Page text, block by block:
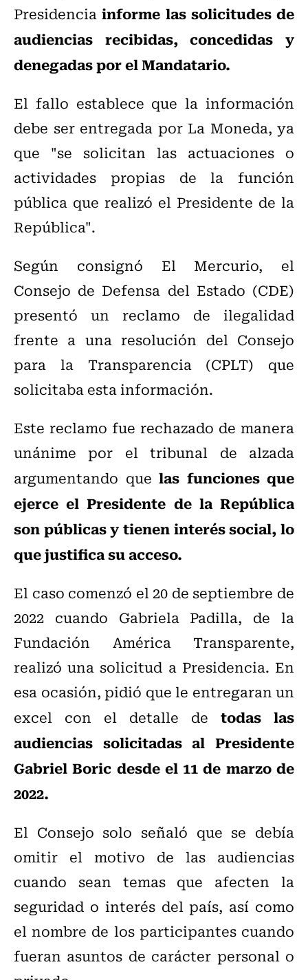
Presidenciainforme las solicitudes de
audiencias recibidas, concedidas y
denegadas por el Mandatario.
El fallo establece que la información
debe ser entregada por La Moneda, ya
que "se solicitan las actuaciones o
actividades propias de la función
pública que realizó el Presidente de la
República".
Según consignó El Mercurio, el
Consejo de Defensa del Estado (CDE)
presentó un reclamo de ilegalidad
frente a una resolución del Consejo
para la Transparencia (CPLT) que
solicitaba esta información.
Este reclamo fue rechazado de manera
unánime por el tribunal de alzada
argumentando que las funciones que
ejerce el Presidente de la República
son públicas y tienen interés social, lo
que justifica su acceso.
El caso comenzó el 20 de septiembre de
2022 cuando Gabriela Padilla, de la
Fundación América Transparente,
realizó una solicitud a Presidencia. En
esa ocasión, pidió que le entregaran un
excel con el detalle de todas las
audiencias solicitadas al Presidente
Gabriel Boric desde el 11 de marzo de
2022.
El Consejo solo señaló que se debía
omitir el motivo de las audiencias
cuando sean temas que afecten la
seguridad o interés del país, así como
el nombre de los participantes cuando
fueran asuntos de carácter personal o